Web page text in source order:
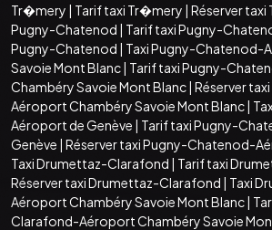
Tr�mery | Tarif taxi Tr�mery | Réserver
Pugny-Chatenod | Tarif taxi Pugny-
Pugny-Chatenod | Taxi Pugny-Chatenod-
Savoie Mont Blanc| Tarif taxi Pugny-
Chambéry Savoie Mont Blanc| Réserver
Aéroport Chambéry Savoie Mont Blanc|
Aéroport de Genève | Tarif taxi Pugny-
Genève | Réserver taxi Pugny-Chatenod-
Taxi Drumettaz-Clarafond | Tarif taxi
Réserver taxi Drumettaz-Clarafond | Taxi
Aéroport Chambéry Savoie Mont Blanc|
Clarafond-Aéroport Chambéry Savoie